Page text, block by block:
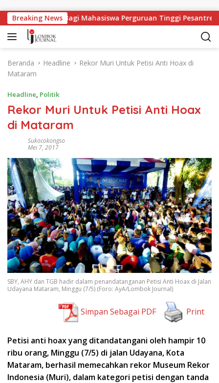
Breaking News
Kerja Bagi Mahasiswa Perguruan Tinggi Pesantren
Beranda Headline
Rekor Muri Untuk Petisi Anti Hoax di
Mataram
Headline, Politik
Rekor Muri Untuk Petisi Anti Hoax
di Mataram
Sukocokongso
Mei 7, 2017
SBY, AHY dan TGB hadir dalam penandatanganan Petisi Anti Hoax di Jalan
Udayana Mataram, Minggu (7/5) (Foro: AyA/Lombok Journal)
Simpan Sebagai PDF Print
Petisi anti hoax yang ditandatangani oleh hampir 10
ribu orang, Minggu (7/5) di jalan Udayana, Kota
Mataram, berhasil memecahkan rekor Museum Rekor
Indonesia (Muri), dalam kategori petisi dengan tanda